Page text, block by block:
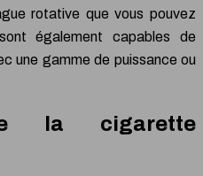
rotative que vous pouvez
également capables de
une gamme de puissance ou
la cigarette